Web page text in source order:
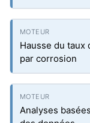
Hausse du taux
par corrosion
Analyses